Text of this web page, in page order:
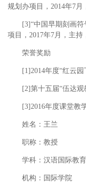
规划办项目，2014年7月
[3]“中国早期刻画
项目，2017年7月，主持
荣誉奖励
[1]2014年度“红云园
[2]第十五届“伍达观
[3]2016年度课堂教
姓名：王兰
职称：教授
学科：汉语国际教育
机构：国际学院